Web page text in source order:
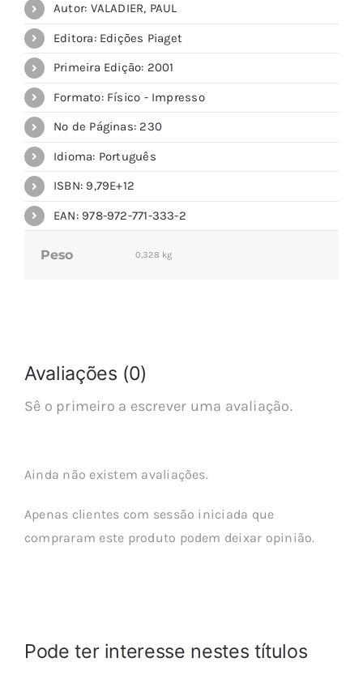
Autor: VALADIER, PAUL
Editora: Edições Piaget
Primeira Edição: 2001
Formato: Físico - Impresso
Nº de Páginas: 230
Idioma: Português
ISBN: 9,79E+12
EAN: 978-972-771-333-2
Peso 0,328 kg
Avaliações (0)
Sê o primeiro a escrever uma avaliação.
Ainda não existem avaliações.
Apenas clientes com sessão iniciada que
compraram este produto podem deixar opinião.
Pode ter interesse nestes títulos